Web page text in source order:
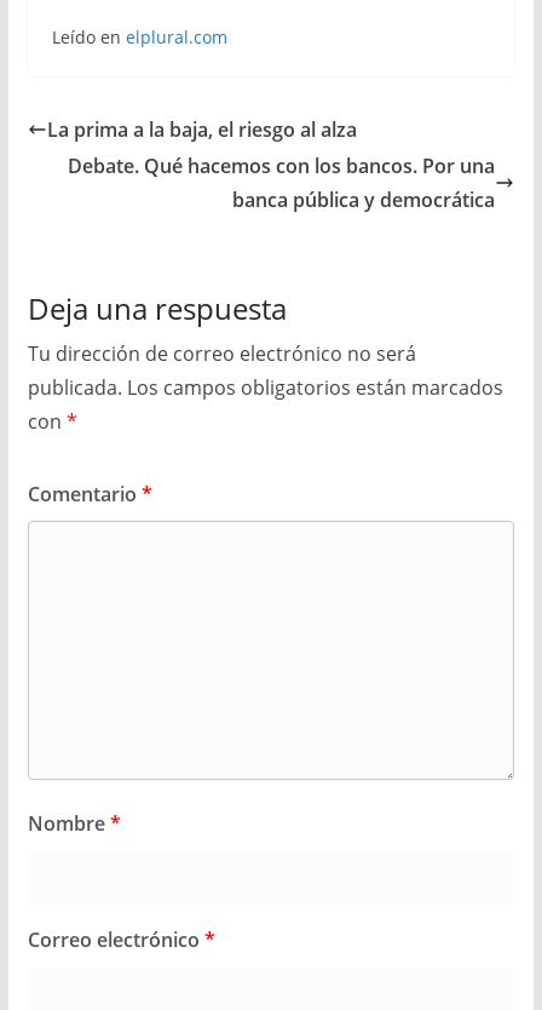
Leído en elplural.com
La prima a la baja, el riesgo al alza
Debate. Qué hacemos con los bancos. Por una
banca pública y democrática
Deja una respuesta
Tu dirección de correo electrónico no será
publicada. Los campos obligatorios están marcados
con *
Comentario *
Nombre*
Correo electrónico *